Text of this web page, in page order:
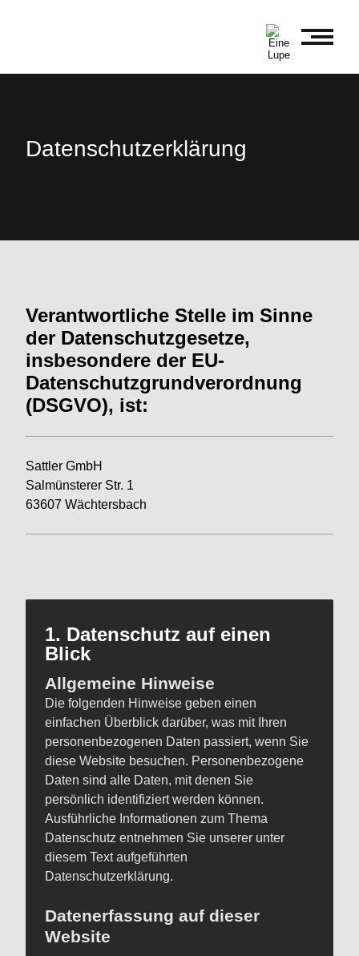
Datenschutzerklärung
Verantwortliche Stelle im Sinne
der Datenschutzgesetze,
insbesondere der EU-
Datenschutzgrundverordnung
(DSGVO), ist:
Sattler GmbH
Salmünsterer Str. 1
63607 Wächtersbach
1. Datenschutz auf einen
Blick
Allgemeine Hinweise
Die folgenden Hinweise geben einen
einfachen Überblick darüber, was mit Ihren
personenbezogenen Daten passiert, wenn Sie
diese Website besuchen. Personenbezogene
Daten sind alle Daten, mit denen Sie
persönlich identifiziert werden können.
Ausführliche Informationen zum Thema
Datenschutz entnehmen Sie unserer unter
diesem Text aufgeführten
Datenschutzerklärung.
Datenerfassung auf dieser
Website